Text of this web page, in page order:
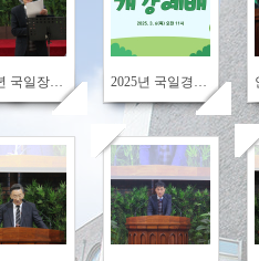
583 579
605 623